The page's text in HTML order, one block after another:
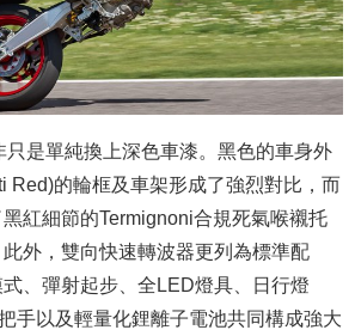
只是單純換上深色車漆。黑色的車身外
Red)的輪框及車架形成了強烈對比，而
紅細節的Termignoni合規死氣喉襯托
外，雙向快速轉波器更列為標準配
、彈射起步、全LED燈具、日行燈
手以及輕量化鋰離子電池共同構成強大